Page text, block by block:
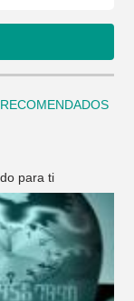
RECOMENDADOS
para ti